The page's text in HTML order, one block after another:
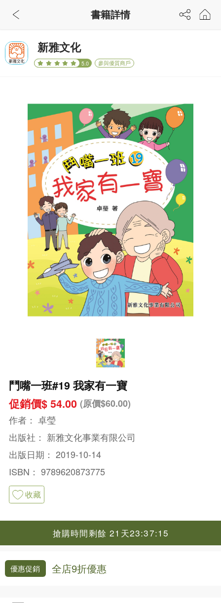
新雅文化
5.0 參與優質商戶
鬥嘴一班#19 我家有一寶
促銷價$ 54.00 (原價$60.00)
作者： 卓瑩
出版社： 新雅文化事業有限公司
出版日期： 2019-10-14
ISBN： 9789620873775
收藏
搶購時間剩餘 21天23:37:15
優惠促銷 全店9折優惠
書籍詳情